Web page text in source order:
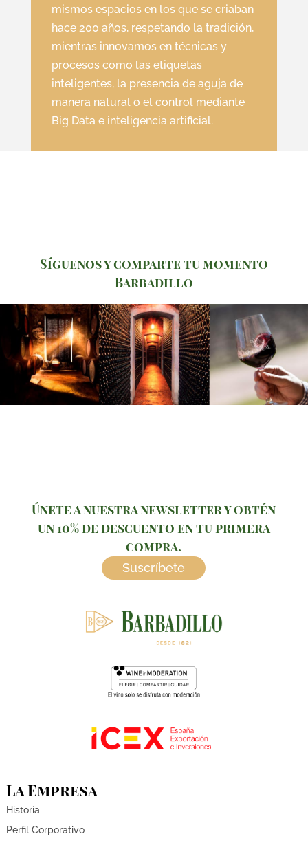
mismos espacios en los que se criaban
hace 200 años, respetando la tradición,
mientras innovamos en técnicas y
procesos como las etiquetas
inteligentes, la presencia de aguja de
manera natural o el control mediante
Big Data e inteligencia artificial.
Síguenos y comparte tu momento
Barbadillo
Únete a nuestra newsletter y obtén
un 10% de descuento en tu primera
compra.
Suscríbete
La Empresa
Historia
Perfil Corporativo